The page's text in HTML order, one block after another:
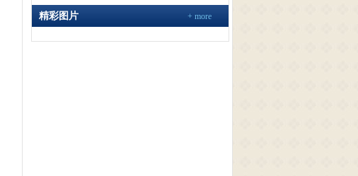
精彩图片 + more